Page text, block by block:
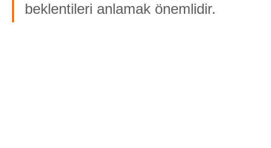
beklentileri anlamak önemlidir.